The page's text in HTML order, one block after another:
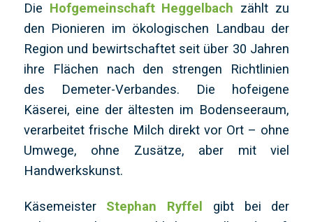
Die Hofgemeinschaft Heggelbach zählt zu
den Pionieren im ökologischen Landbau der
Region und bewirtschaftet seit über 30 Jahren
ihre Flächen nach den strengen Richtlinien
des Demeter-Verbandes. Die hofeigene
Käserei, eine der ältesten im Bodenseeraum,
verarbeitet frische Milch direkt vor Ort – ohne
Umwege, ohne Zusätze, aber mit viel
Handwerkskunst.
Käsemeister Stephan Ryffel
gibt bei der